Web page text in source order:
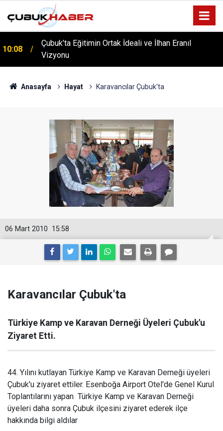
Çubuk’ta Eğitimin Ortak İdeali ve İlhan Eranıl
Vizyonu
12:06
ÇUBUK’TA ‘YAZA MERHABA’ COŞKUSU: Kursiyerler
Gönüllerince Eğlendi!
Anasayfa Hayat Karavancılar Çubuk'ta
15:58
06 Mart 2010
Karavancılar Çubuk'ta
Türkiye Kamp ve Karavan Derneği Üyeleri Çubuk'u
Ziyaret Etti.
44. Yılını kutlayan Türkiye Kamp ve Karavan Derneği üyeleri
Çubuk'u ziyaret ettiler. Esenboğa Airport Otel'de Genel Kurul
Toplantılarını yapan Türkiye Kamp ve Karavan Derneği
üyeleri daha sonra Çubuk ilçesini ziyaret ederek ilçe
hakkında bilgi aldılar